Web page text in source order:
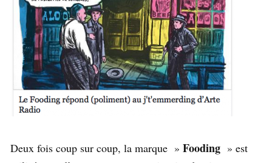
Deux fois coup sur coup, la marque » Fooding » est